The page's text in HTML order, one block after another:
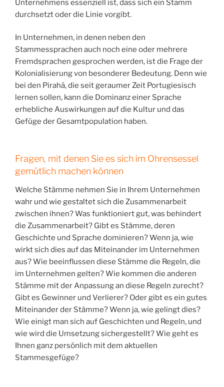
Unternehmens essenziell ist, dass sich ein Stamm
durchsetzt oder die Linie vorgibt.
In Unternehmen, in denen neben den
Stammessprachen auch noch eine oder mehrere
Fremdsprachen gesprochen werden, ist die Frage der
Kolonialisierung von besonderer Bedeutung. Denn wie
bei den Pirahã, die seit geraumer Zeit Portugiesisch
lernen sollen, kann die Dominanz einer Sprache
erhebliche Auswirkungen auf die Kultur und das
Gefüge der Gesamtpopulation haben.
Fragen, mit denen Sie es sich im Ohrensessel
gemütlich machen können
Welche Stämme nehmen Sie in Ihrem Unternehmen
wahr und wie gestaltet sich die Zusammenarbeit
zwischen ihnen? Was funktioniert gut, was behindert
die Zusammenarbeit? Gibt es Stämme, deren
Geschichte und Sprache dominieren? Wenn ja, wie
wirkt sich dies auf das Miteinander im Unternehmen
aus? Wie beeinflussen diese Stämme die Regeln, die
im Unternehmen gelten? Wie kommen die anderen
Stämme mit der Anpassung an diese Regeln zurecht?
Gibt es Gewinner und Verlierer? Oder gibt es ein gutes
Miteinander der Stämme? Wenn ja, wie gelingt dies?
Wie einigt man sich auf Geschichten und Regeln, und
wie wird die Umsetzung sichergestellt? Wie geht es
Ihnen ganz persönlich mit dem aktuellen
Stammesgefüge?